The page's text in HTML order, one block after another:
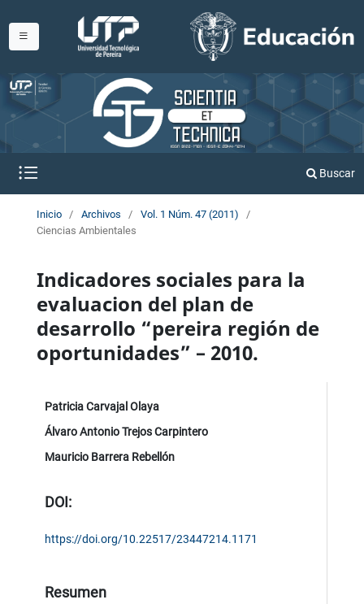
Buscar
Inicio / Archivos / Vol. 1 Núm. 47 (2011)
/
Ciencias Ambientales
Indicadores sociales para la
evaluacion del plan de
desarrollo “pereira región de
oportunidades” – 2010.
Patricia Carvajal Olaya
Álvaro Antonio Trejos Carpintero
Mauricio Barrera Rebellón
DOI:
https://doi.org/10.22517/23447214.1171
Resumen